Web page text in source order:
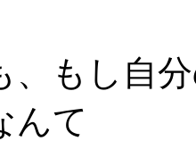
、もし自
んて